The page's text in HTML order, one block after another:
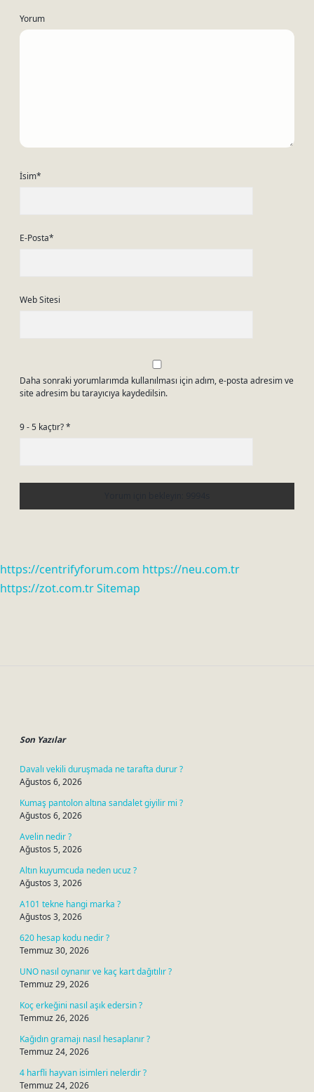
Yorum
İsim*
E-Posta*
Web Sitesi
Daha sonraki yorumlarımda kullanılması için adım, e-posta adresim ve
site adresim bu tarayıcıya kaydedilsin.
9 - 5 kaçtır?*
https://centrifyforum.com https://neu.com.tr
https://zot.com.trSitemap
Son Yazılar
Davalı vekili duruşmada ne tarafta durur ?
Ağustos 6, 2026
Kumaş pantolon altına sandalet giyilir mi ?
Ağustos 6, 2026
Avelin nedir ?
Ağustos 5, 2026
Altın kuyumcuda neden ucuz ?
Ağustos 3, 2026
A101 tekne hangi marka ?
Ağustos 3, 2026
620 hesap kodu nedir ?
Temmuz 30, 2026
UNO nasıl oynanır ve kaç kart dağıtılır ?
Temmuz 29, 2026
Koç erkeğini nasıl aşık edersin ?
Temmuz 26, 2026
Kağıdın gramajı nasıl hesaplanır ?
Temmuz 24, 2026
4 harfli hayvan isimleri nelerdir ?
Temmuz 24, 2026